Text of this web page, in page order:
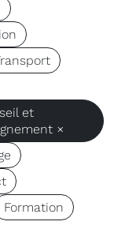
et
×
Formation